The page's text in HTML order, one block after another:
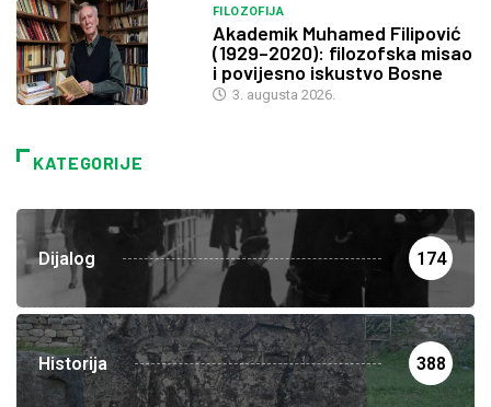
FILOZOFIJA
Akademik Muhamed Filipović
(1929–2020): filozofska misao
i povijesno iskustvo Bosne
3. augusta 2026.
KATEGORIJE
Dijalog 174
Historija 388